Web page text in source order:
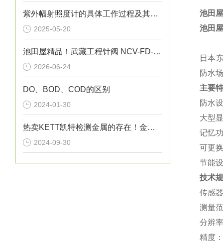
紫外幅射照度计的具体工作过程及其应用
2025-05-20
池田屋精品！武藏工程针阀 NCV-FD-1 参数介绍
2026-06-24
DO、BOD、COD的区别
2024-01-30
热卖KETT凯特检测金属的存在！金属探测器 EB-610
2024-09-30
池田
池田
日本
防水
主要
防水
大型
记忆
可更
节能
技术
传感
测量
分辨
精度‌